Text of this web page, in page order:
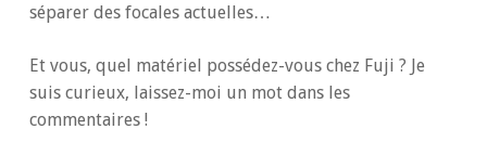
séparer des focales actuelles…
Et vous, quel matériel possédez-vous chez Fuji ? Je
suis curieux, laissez-moi un mot dans les
commentaires !